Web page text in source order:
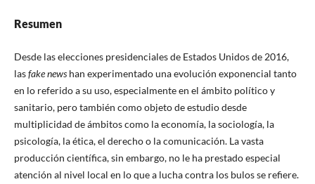
Resumen
Desde las elecciones presidenciales de Estados Unidos de 2016,
lasfake newshan experimentado una evolución exponencial tanto
en lo referido a su uso, especialmente en el ámbito político y
sanitario, pero también como objeto de estudio desde
multiplicidad de ámbitos como la economía, la sociología, la
psicología, la ética, el derecho o la comunicación. La vasta
producción científica, sin embargo, no le ha prestado especial
atención al nivel local en lo que a lucha contra los bulos se refiere.